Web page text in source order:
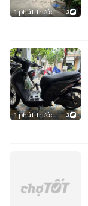
1 phút trước 3
1 phút trước 3